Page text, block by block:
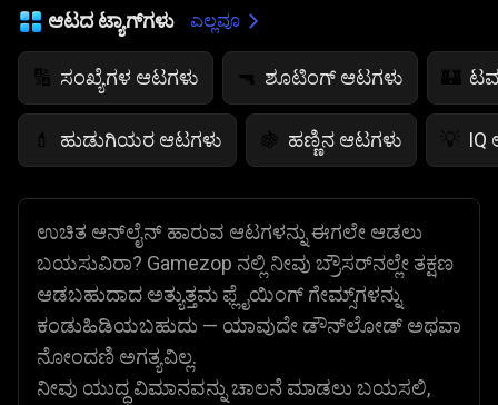
ಆಟದ ಟ್ಯಾಗ್‌ಗಳು ಎಲ್ಲವೂ
🔢 ಸಂಖ್ಯೆಗಳ ಆಟಗಳು 🔫 ಶೂಟಿಂಗ್ ಆಟಗಳು 🏰
💄 ಹುಡುಗಿಯರ ಆಟಗಳು 🍇 ಹಣ್ಣಿನ ಆಟಗಳು 💡 IQ
ಉಚಿತ ಆನ್‌ಲೈನ್ ಹಾರುವ ಆಟಗಳನ್ನು ಈಗಲೇ ಆಡಲು
ಬಯಸುವಿರಾ? Gamezop ನಲ್ಲಿ ನೀವು ಬ್ರೌಸರ್‌ನಲ್ಲೇ ತಕ್ಷಣ
ಆಡಬಹುದಾದ ಅತ್ಯುತ್ತಮ ಫ್ಲೈಯಿಂಗ್ ಗೇಮ್ಸ್‌ಗಳನ್ನು
ಕಂಡುಹಿಡಿಯಬಹುದು — ಯಾವುದೇ ಡೌನ್‌ಲೋಡ್ ಅಥವಾ
ನೋಂದಣಿ ಅಗತ್ಯವಿಲ್ಲ.
ನೀವು ಯುದ್ಧ ವಿಮಾನವನ್ನು ಚಾಲನೆ ಮಾಡಲು ಬಯಸಲಿ,